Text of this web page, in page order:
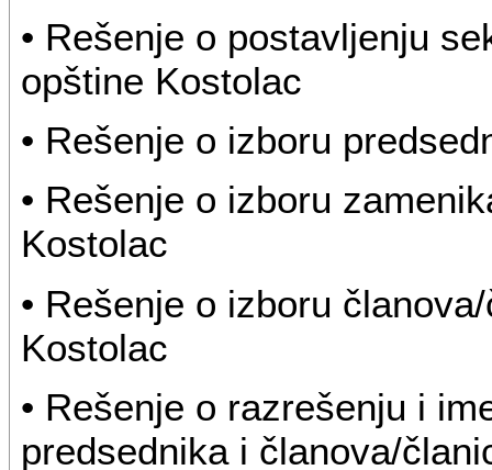
• Rešenje o postavljenju
opštine Kostolac
• Rešenje o izboru
• Rešenje o izboru
Kostolac
• Rešenje o izboru
Kostolac
• Rešenje o razrešenju i
predsednika i članova/